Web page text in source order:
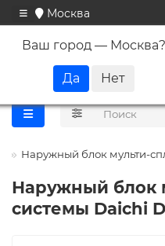
Москва
Ваш город — Москва?
Наружный блок мульти-
Наружный блок
системы Daichi